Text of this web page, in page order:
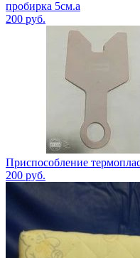
пробирка 5см.а
200 руб.
Приспособление
200 руб.